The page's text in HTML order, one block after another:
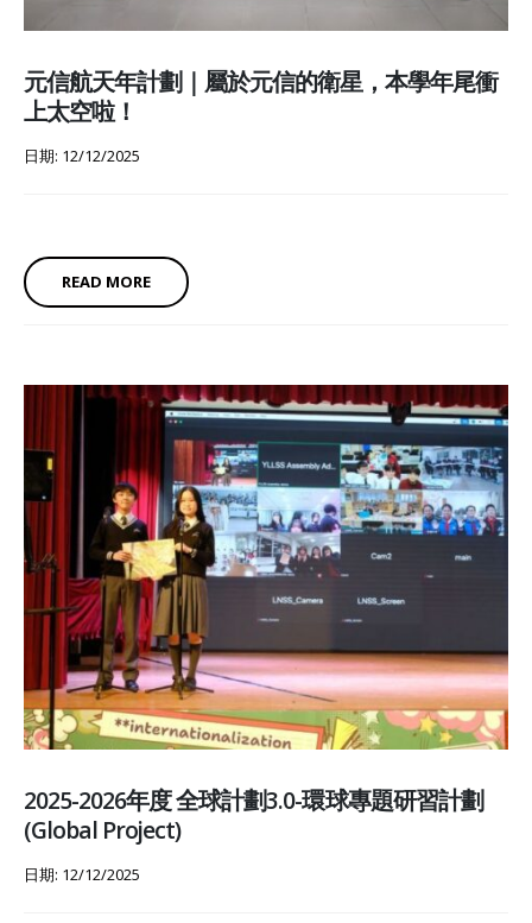
元信航天年計劃｜屬於元信的衛星，本學年尾衝
上太空啦！
日期: 12/12/2025
READ MORE
2025-2026年度 全球計劃3.0-環球專題研習計劃
(Global Project)
日期: 12/12/2025